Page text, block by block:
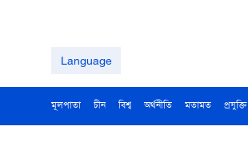
Language
মূলপাতা চীন বিশ্ব অর্থনীতি মতামত প্রযুক্তি